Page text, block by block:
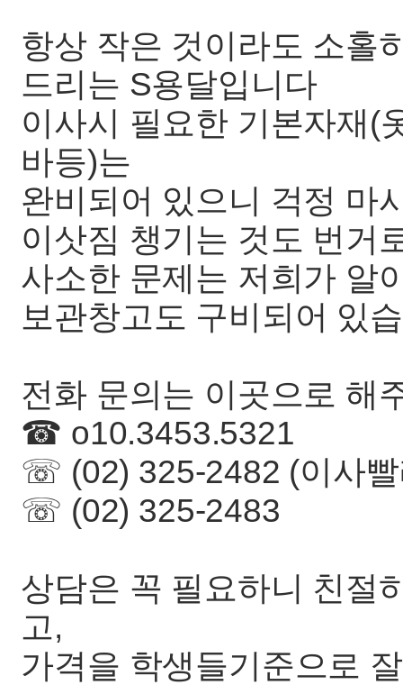
항상 작은 것이라도 소홀
드리는 S용달입니다
이사시 필요한 기본자재(
바등)는
완비되어 있으니 걱정 마
이삿짐 챙기는 것도 번거
사소한 문제는 저희가 알
보관창고도 구비되어 있
전화 문의는 이곳으로 해
☎ o10.3453.5321
☏ (02) 325-2482 (이사
☏ (02) 325-2483
상담은 꼭 필요하니 친절
고,
가격을 학생들기준으로